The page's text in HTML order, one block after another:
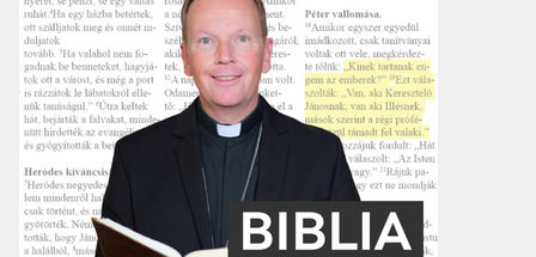
á
l
i
s
g
b
á
n
p
: